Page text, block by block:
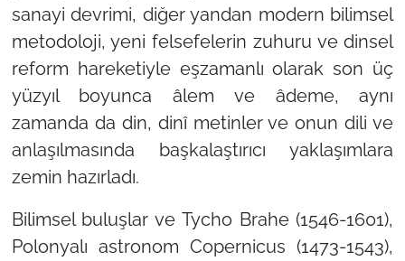
sanayi devrimi, diğer yandan modern bilimsel
metodoloji, yeni felsefelerin zuhuru ve dinsel
reform hareketiyle eşzamanlı olarak son üç
yüzyıl boyunca âlem ve âdeme, aynı
zamanda da din, dinî metinler ve onun dili ve
anlaşılmasında başkalaştırıcı yaklaşımlara
zemin hazırladı.
Bilimsel buluşlar ve Tycho Brahe (1546-1601),
Polonyalı astronom Copernicus (1473-1543),